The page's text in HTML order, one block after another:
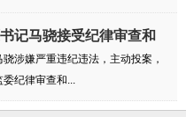
记马骁接受纪律审查和
涉嫌严重违纪违法，主动投案，
委纪律审查和...